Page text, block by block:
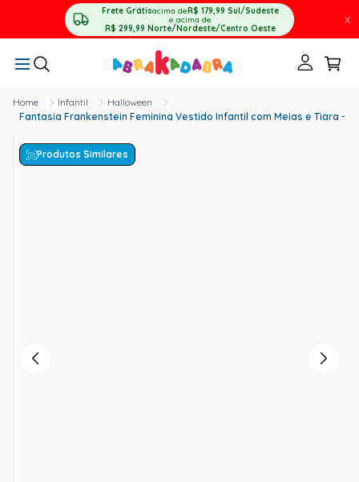
Frete Grátisacima deR$ 179,99 Sul/Sudeste
e acima de
R$ 299,99 Norte/Nordeste/Centro Oeste
X
Infantil
Halloween
Fantasia Frankenstein Feminina Vestido Infantil com Meias e Tiara -
Produtos Similares